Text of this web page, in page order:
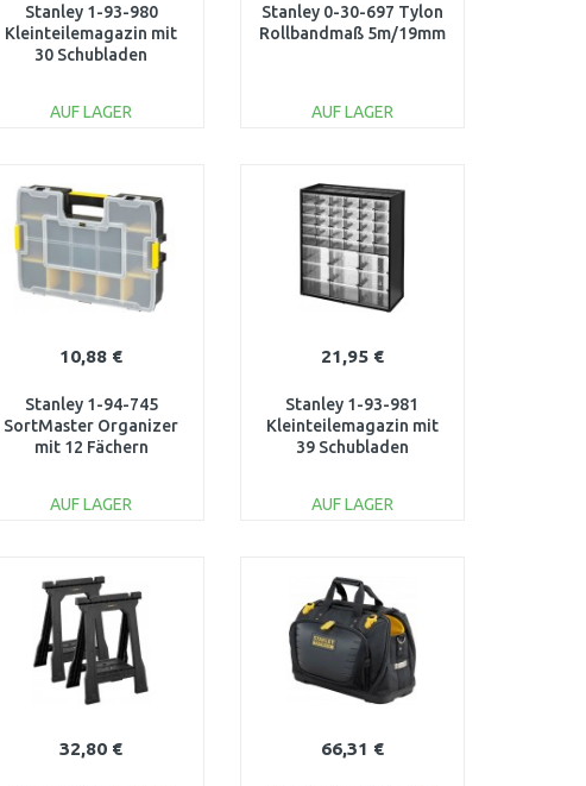
Stanley 1-93-980
Kleinteilemagazin mit
30 Schubladen
AUF LAGER
Vergleichen
Stanley 0-30-697 Tylon
Rollbandmaß 5m/19mm
AUF LAGER
Vergleichen
10,88 €
Stanley 1-94-745
SortMaster Organizer
mit 12 Fächern
AUF LAGER
Vergleichen
21,95 €
Stanley 1-93-981
Kleinteilemagazin mit
39 Schubladen
AUF LAGER
Vergleichen
32,80 € 66,31 €